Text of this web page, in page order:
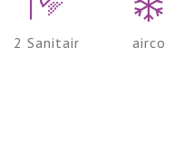
2 Sanitair airco